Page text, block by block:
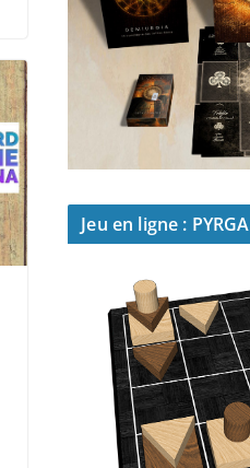
Jeu en ligne : PYRGA